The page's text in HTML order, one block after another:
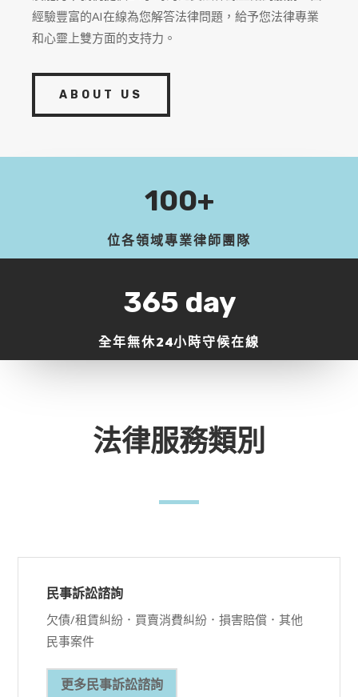
經驗豐富的AI在線為您解答法律問題，給予您法律專業
和心靈上雙方面的支持力。
ABOUT US
100+
位各領域專業律師團隊
365 day
全年無休24小時守候在線
法律服務類別
民事訴訟諮詢
欠債/租賃糾紛．買賣消費糾紛．損害賠償．其他
民事案件
更多民事訴訟諮詢